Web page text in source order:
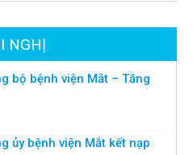
NGHỊ
bộ bệnh viện Mắt – Tăng
ủy bệnh viện Mắt kết nạp